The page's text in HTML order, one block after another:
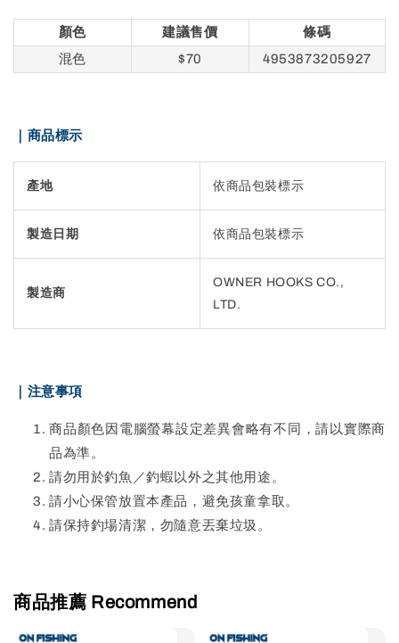
顏色 建議售價
條碼
混色
$70 4953873205927
｜商品標示
產地 依商品包裝標示
製造日期 依商品包裝標示
製造商
OWNER HOOKS CO.,
LTD.
｜注意事項
商品顏色因電腦螢幕設定差異會略有不同，請以實際商
品為準。
請勿用於釣魚／釣蝦以外之其他用途。
請小心保管放置本產品，避免孩童拿取。
請保持釣場清潔，勿隨意丟棄垃圾。
商品推薦 Recommend